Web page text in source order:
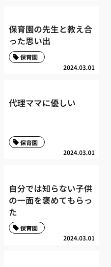
保育園の先生と教え合
った思い出
2024.03.01
保育園
代理ママに優しい
2024.03.01
保育園
自分では知らない子供
の一面を褒めてもらっ
た
2024.03.01
保育園